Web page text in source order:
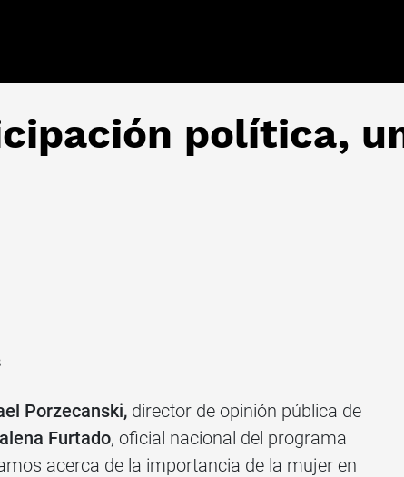
política,
Porzecanski, director de opinión pública de
Furtado, oficial nacional del programa
acerca de la importancia de la mujer en